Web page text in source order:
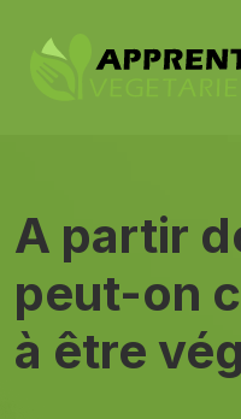
A partir
peut-on
à être